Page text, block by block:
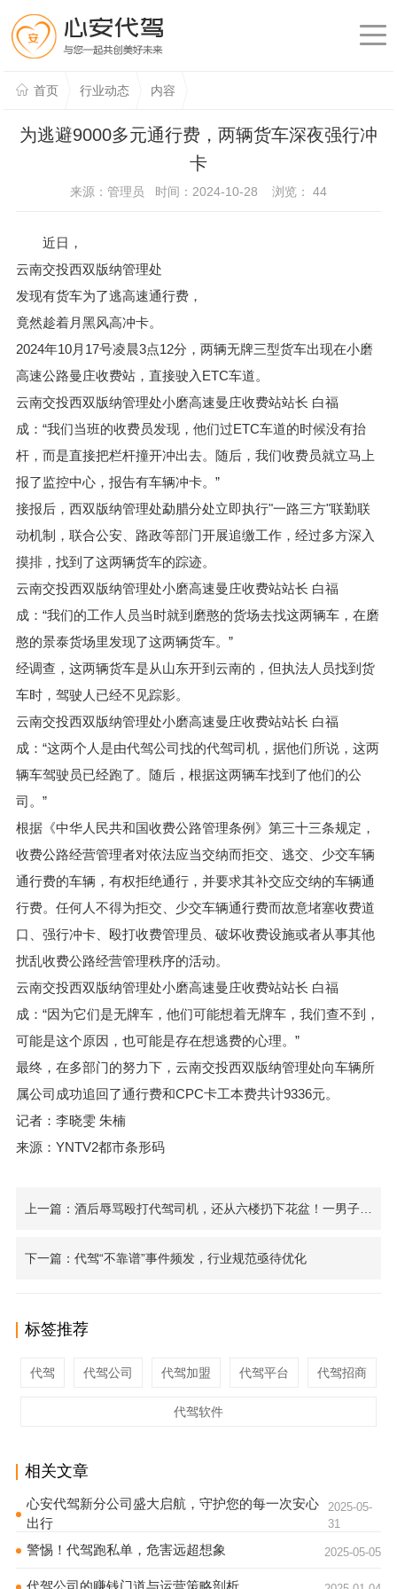
首页 行业动态 内容
为逃避9000多元通行费，两辆货车深夜强行冲
卡
来源：管理员 时间：2024-10-28 浏览： 44
近日，
云南交投西双版纳管理处
发现有货车为了逃高速通行费，
竟然趁着月黑风高冲卡。
2024年10月17号凌晨3点12分，两辆无牌三型货车出现在小磨
高速公路曼庄收费站，直接驶入ETC车道。
云南交投西双版纳管理处小磨高速曼庄收费站站长 白福
成：“我们当班的收费员发现，他们过ETC车道的时候没有抬
杆，而是直接把栏杆撞开冲出去。随后，我们收费员就立马上
报了监控中心，报告有车辆冲卡。”
接报后，西双版纳管理处勐腊分处立即执行"一路三方"联勤联
动机制，联合公安、路政等部门开展追缴工作，经过多方深入
摸排，找到了这两辆货车的踪迹。
云南交投西双版纳管理处小磨高速曼庄收费站站长 白福
成：“我们的工作人员当时就到磨憨的货场去找这两辆车，在磨
憨的景泰货场里发现了这两辆货车。”
经调查，这两辆货车是从山东开到云南的，但执法人员找到货
车时，驾驶人已经不见踪影。
云南交投西双版纳管理处小磨高速曼庄收费站站长 白福
成：“这两个人是由代驾公司找的代驾司机，据他们所说，这两
辆车驾驶员已经跑了。随后，根据这两辆车找到了他们的公
司。”
根据《中华人民共和国收费公路管理条例》第三十三条规定，
收费公路经营管理者对依法应当交纳而拒交、逃交、少交车辆
通行费的车辆，有权拒绝通行，并要求其补交应交纳的车辆通
行费。任何人不得为拒交、少交车辆通行费而故意堵塞收费道
口、强行冲卡、殴打收费管理员、破坏收费设施或者从事其他
扰乱收费公路经营管理秩序的活动。
云南交投西双版纳管理处小磨高速曼庄收费站站长 白福
成：“因为它们是无牌车，他们可能想着无牌车，我们查不到，
可能是这个原因，也可能是存在想逃费的心理。”
最终，在多部门的努力下，云南交投西双版纳管理处向车辆所
属公司成功追回了通行费和CPC卡工本费共计9336元。
记者：李晓雯 朱楠
来源：YNTV2都市条形码
上一篇：酒后辱骂殴打代驾司机，还从六楼扔下花盆！一男子被判刑
下一篇：代驾“不靠谱”事件频发，行业规范亟待优化
标签推荐
代驾 代驾公司 代驾加盟 代驾平台 代驾招商
代驾软件
相关文章
心安代驾新分公司盛大启航，守护您的每一次安心
出行
2025-05-
31
警惕！代驾跑私单，危害远超想象 2025-05-05
代驾公司的赚钱门道与运营策略剖析